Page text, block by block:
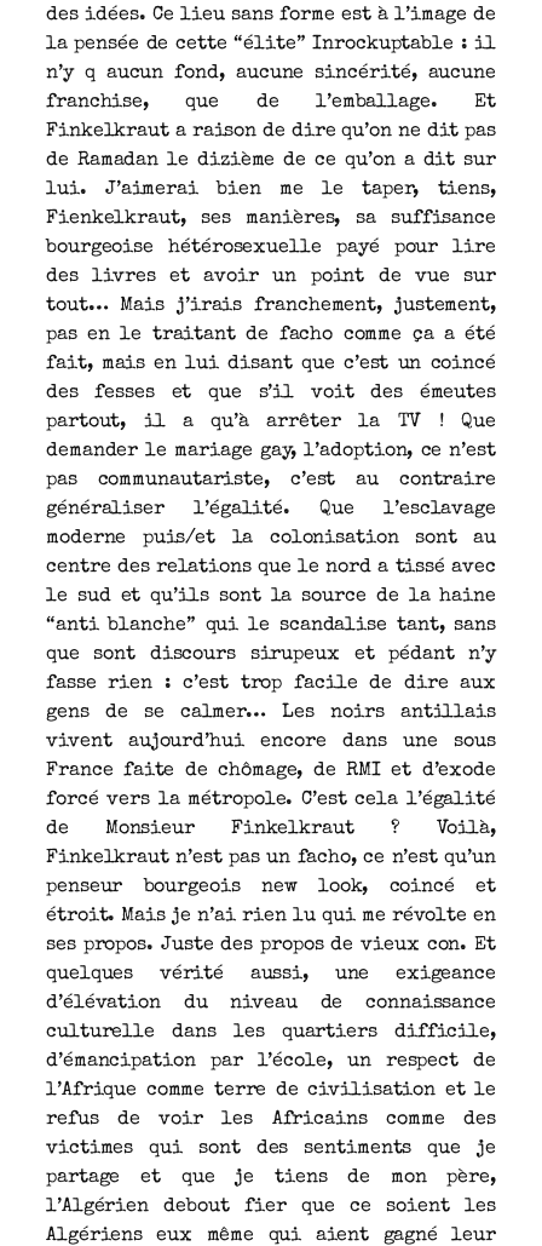
des idées. Ce lieu sans forme est à l’image de
la pensée de cette “élite” Inrockuptable : il
n’y q aucun fond, aucune sincérité, aucune
franchise, que de l’emballage. Et
Finkelkraut a raison de dire qu’on ne dit pas
de Ramadan le dizième de ce qu’on a dit sur
lui. J’aimerai bien me le taper, tiens,
Fienkelkraut, ses manières, sa suffisance
bourgeoise hétérosexuelle payé pour lire
des livres et avoir un point de vue sur
tout… Mais j’irais franchement, justement,
pas en le traitant de facho comme ça a été
fait, mais en lui disant que c’est un coincé
des fesses et que s’il voit des émeutes
partout, il a qu’à arrêter la TV ! Que
demander le mariage gay, l’adoption, ce n’est
pas communautariste, c’est au contraire
généraliser l’égalité. Que l’esclavage
moderne puis/et la colonisation sont au
centre des relations que le nord a tissé avec
le sud et qu’ils sont la source de la haine
“anti blanche” qui le scandalise tant, sans
que sont discours sirupeux et pédant n’y
fasse rien : c’est trop facile de dire aux
gens de se calmer… Les noirs antillais
vivent aujourd’hui encore dans une sous
France faite de chômage, de RMI et d’exode
forcé vers la métropole. C’est cela l’égalité
de Monsieur Finkelkraut ? Voilà,
Finkelkraut n’est pas un facho, ce n’est qu’un
penseur bourgeois new look, coincé et
étroit. Mais je n’ai rien lu qui me révolte en
ses propos. Juste des propos de vieux con. Et
quelques vérité aussi, une exigeance
d’élévation du niveau de connaissance
culturelle dans les quartiers difficile,
d’émancipation par l’école, un respect de
l’Afrique comme terre de civilisation et le
refus de voir les Africains comme des
victimes qui sont des sentiments que je
partage et que je tiens de mon père,
l’Algérien debout fier que ce soient les
Algériens eux même qui aient gagné leur